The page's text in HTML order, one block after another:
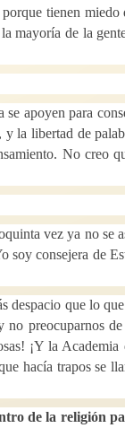
tienen miedo
mayoría de la
apoyen para
y la libertad de
No creo
vez ya no se
soy consejera de
despacio que lo
no preocuparnos
¡Y la Academia
hacía trapos se
de la religión